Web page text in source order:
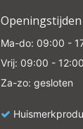
Openingstijden
Ma-do: 09:00 -
Vrij: 09:00 - 12:00
Za-zo: gesloten